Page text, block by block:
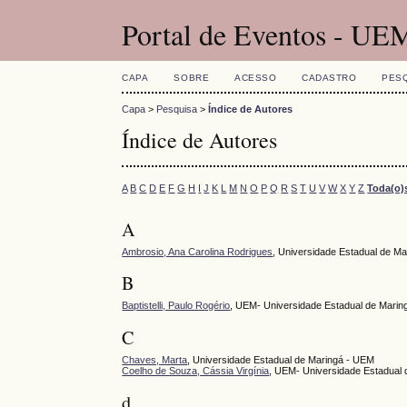
Portal de Eventos -
CAPA SOBRE ACESSO CADASTRO
Capa > Pesquisa >Índice de Autores
Índice de Autores
A B C D E F G H I J K L M N O P Q R S T U V W X Y Z
A
Ambrosio, Ana Carolina Rodrigues , Universidade Estadual de
B
Baptistelli, Paulo Rogério, UEM- Universidade Estadual de
C
Chaves, Marta , Universidade Estadual de Maringá - UEM
Coelho de Souza, Cássia Virgínia , UEM- Universidade Estadual
d